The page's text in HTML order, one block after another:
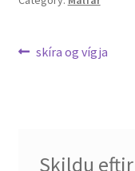
Leiðarkerfi
Previous
skíra og vígja
Skildu